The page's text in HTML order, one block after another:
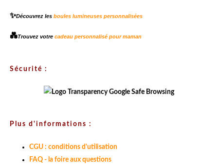
✨Découvrez les boules lumineuses personnalisées
💑Trouvez votre cadeau personnalisé pour maman
Sécurité :
Plus d'informations :
CGU : conditions d'utilisation
FAQ - la foire aux questions